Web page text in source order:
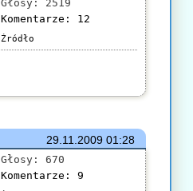
Głosy: 2519
Komentarze: 12
Źródło
29.11.200901:28
Głosy: 670
Komentarze: 9